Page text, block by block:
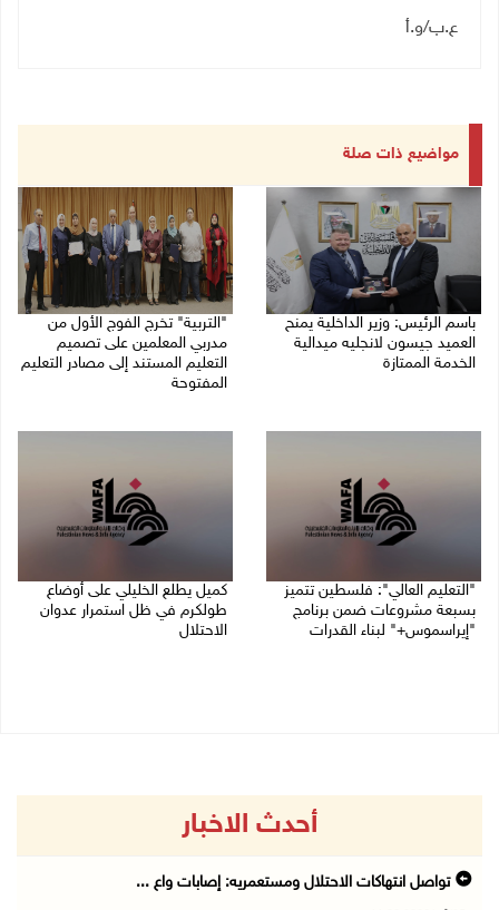
ع.ب/و.أ
مواضيع ذات صلة
باسم الرئيس: وزير الداخلية يمنح
العميد جيسون لانجليه ميدالية
الخدمة الممتازة
"التربية" تخرج الفوج الأول من
مدربي المعلمين على تصميم
التعليم المستند إلى مصادر التعليم
المفتوحة
"التعليم العالي": فلسطين تتميز
بسبعة مشروعات ضمن برنامج
"إيراسموس+" لبناء القدرات
كميل يطلع الخليلي على أوضاع
طولكرم في ظل استمرار عدوان
الاحتلال
أحدث الاخبار
تواصل انتهاكات الاحتلال ومستعمريه: إصابات واع ...